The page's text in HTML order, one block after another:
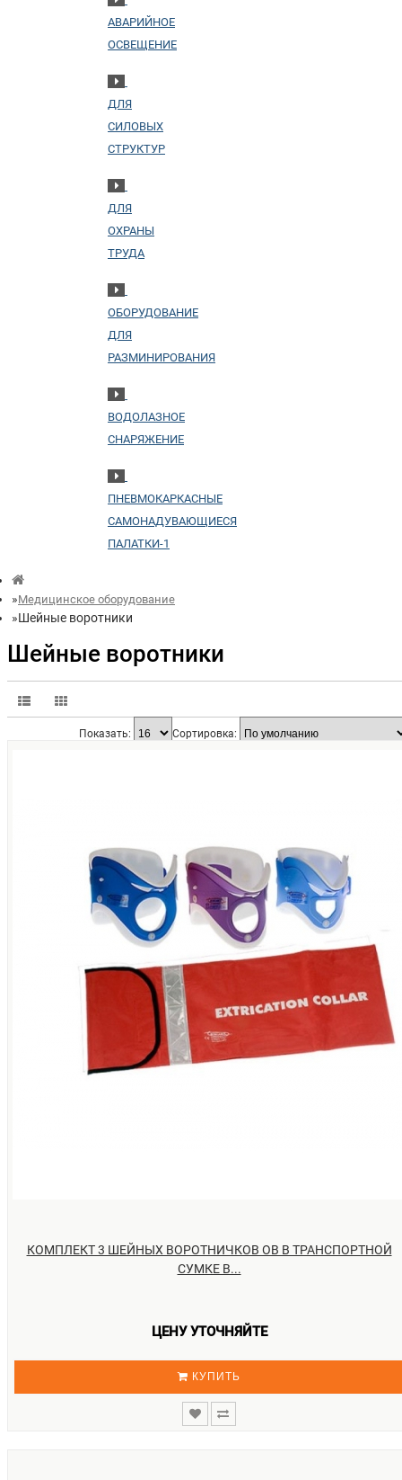
АВАРИЙНОЕ
ОСВЕЩЕНИЕ
ДЛЯ
СИЛОВЫХ
СТРУКТУР
ДЛЯ
ОХРАНЫ
ТРУДА
ОБОРУДОВАНИЕ
ДЛЯ
РАЗМИНИРОВАНИЯ
ВОДОЛАЗНОЕ
СНАРЯЖЕНИЕ
ПНЕВМОКАРКАСНЫЕ
САМОНАДУВАЮЩИЕСЯ
ПАЛАТКИ-1
Медицинское оборудование
Шейные воротники
Шейные воротники
Сортировка:
Показать:
КОМПЛЕКТ 3 ШЕЙНЫХ ВОРОТНИЧКОВ ОВ В ТРАНСПОРТНОЙ
СУМКЕ B...
ЦЕНУ УТОЧНЯЙТЕ
КУПИТЬ